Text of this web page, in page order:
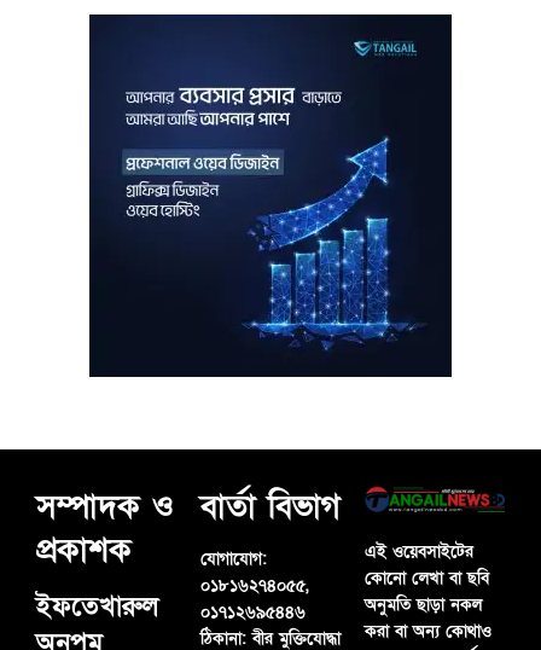
সম্পাদক ও
প্রকাশক
ইফতেখারুল
বার্তা বিভাগ
যোগাযোগ:
০১৮১৬২৭৪০৫৫,
০১৭১২৬৯৫৪৪৬
ঠিকানা:বীর মুক্তিযোদ্ধা
এই ওয়েবসাইটের
কোনো লেখা বা ছবি
অনুমতি ছাড়া নকল
করা বা অন্য কোথাও